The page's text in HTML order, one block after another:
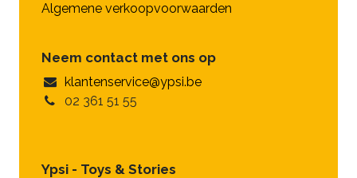
Algemene verkoopvoorwaarden
Neem contact met ons op
klantenservice@ypsi.be
02 361 51 55
Ypsi - Toys & Stories